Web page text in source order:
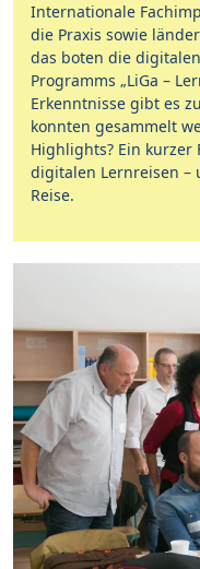
Internationale
die Praxis sowie
das boten die
Programms „LiGa –
Erkenntnisse gibt es
konnten gesammelt
Highlights? Ein
digitalen Lernreisen –
Reise.